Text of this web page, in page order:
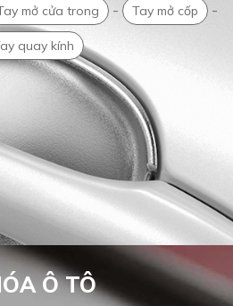
mở cửa trong - Tay mở cốp -
quay kính
Ô TÔ